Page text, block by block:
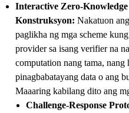
Interactive Zero-
Konstruksyon: Nakatuon
paglikha ng mga scheme
provider sa isang verifier na
computation nang tama,
pinagbabatayang data o ang
Maaaring kabilang dito ang
Challenge-Response